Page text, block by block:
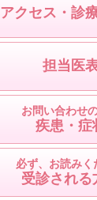
アクセス・診
担当医
お問い合わせ
疾患・症
必ず、お読みく
受診される